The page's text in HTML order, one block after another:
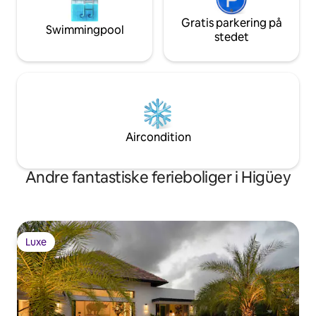
Swimmingpool
Gratis parkering på
stedet
Aircondition
Andre fantastiske ferieboliger i Higüey
Luxe
Luxe